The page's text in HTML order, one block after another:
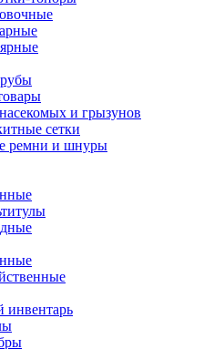
и грызунов
сетки
ремни и шнуры
инвентарь